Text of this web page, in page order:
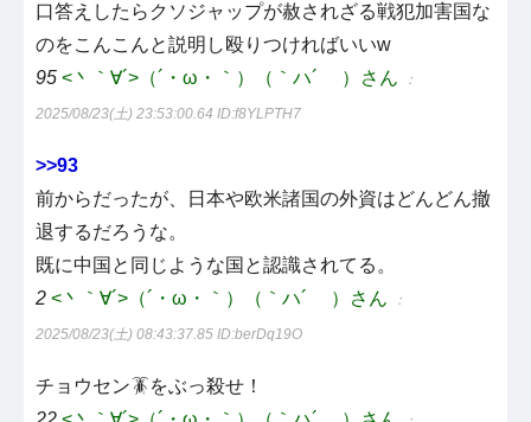
口答えしたらクソジャップが赦されざる戦犯加害国な
のをこんこんと説明し殴りつければいいw
95 <丶｀∀´>（´・ω・｀）（｀ハ´ ）さん ：
2025/08/23(土) 23:53:00.64 ID:f8YLPTH7
>>93
前からだったが、日本や欧米諸国の外資はどんどん撤
退するだろうな。
既に中国と同じような国と認識されてる。
2 <丶｀∀´>（´・ω・｀）（｀ハ´ ）さん ：
2025/08/23(土) 08:43:37.85 ID:berDq19O
チョウセン🪳をぶっ殺せ！